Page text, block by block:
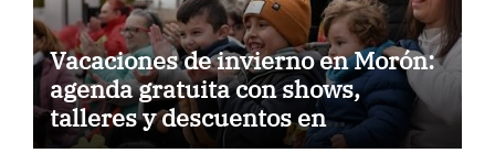
Vacaciones de invierno en Morón:
agenda gratuita con shows,
talleres y descuentos en
gastronomía